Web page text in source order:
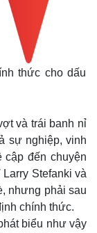
thức cho dấu
và trái banh nỉ
sự nghiệp, vinh
đến chuyện
Stefanki và
nhưng phải sau
chính thức.
biểu như vậy